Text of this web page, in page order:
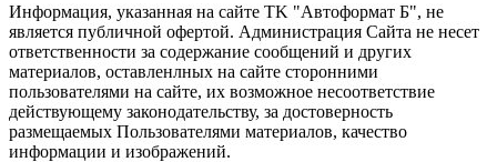
Информация, указанная на сайте TK "Автоформат Б", не
является публичной офертой. Администрация Сайта не несет
ответственности за содержание сообщений и других
материалов, оставленлных на сайте сторонними
пользователями на сайте, их возможное несоответствие
действующему законодательству, за достоверность
размещаемых Пользователями материалов, качество
информации и изображений.